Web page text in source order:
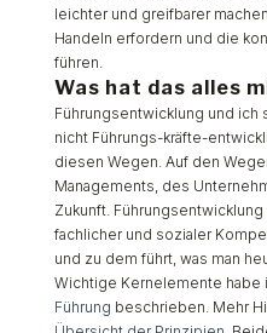
leichter und greifbarer
Handeln erfordern und die
führen.
Was hat das alles
Führungsentwicklung und
nicht Führungs-kräfte-
diesen Wegen. Auf den
Managements, des
Zukunft.
fachlicher und sozialer
und zu dem führt, was man
Wichtige Kernelemente habe
Führung beschrieben. Mehr